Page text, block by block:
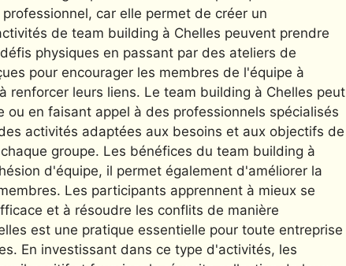
car elle permet de créer un
de team building à Chelles peuvent prendre
physiques en passant par des ateliers de
pour encourager les membres de l'équipe à
leurs liens. Le team building à Chelles peut
en faisant appel à des professionnels spécialisés
activités adaptées aux besoins et aux objectifs de
groupe. Les bénéfices du team building à
d'équipe, il permet également d'améliorer la
Les participants apprennent à mieux se
et à résoudre les conflits de manière
est une pratique essentielle pour toute entreprise
En investissant dans ce type d'activités, les